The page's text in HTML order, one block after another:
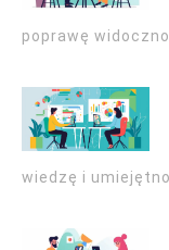
poprawę
wiedzę i